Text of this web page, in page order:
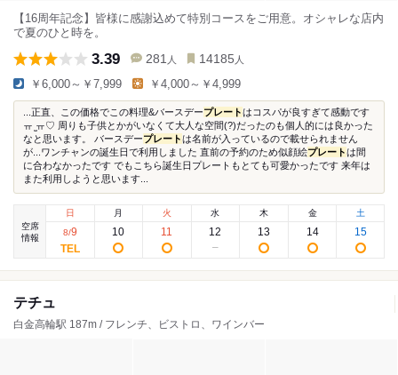
【16周年記念】皆様に感謝込めて特別コースをご用意。オシャレな店内
で夏のひと時を。
3.39 281 人 14185 人
￥6,000～￥7,999 ￥4,000～￥4,999
...正直、この価格でこの料理&バースデープレートはコスパが良すぎて感動です
ㅠ ̫ㅠ♡ 周りも子供とかがいなくて大人な空間(?)だったのも個人的には良かった
なと思います。 バースデープレートは名前が入っているので載せられません
が...ワンチャンの誕生日で利用しました 直前の予約のため似顔絵プレートは間
に合わなかったです でもこちら誕生日プレートもとても可愛かったです 来年は
また利用しようと思います...
空席
情報
日
8/9
月
10
火
11
水
12
木
13
金
14
土
15
テチュ
白金高輪駅 187m / フレンチ、ビストロ、ワインバー